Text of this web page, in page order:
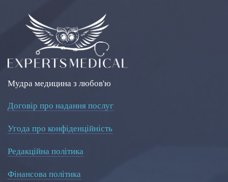
Мудра медицина з любов'ю
Договір про надання послуг
Угода про конфіденційність
Редакційна політика
Фінансова політика